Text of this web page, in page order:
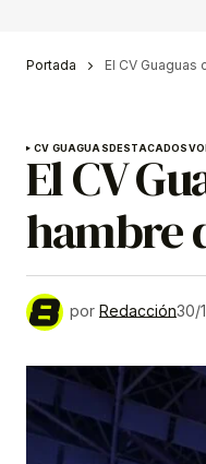
Portada El CV
CV GUAGUASDESTACADOS
El CV
hambre
por Redacción30/